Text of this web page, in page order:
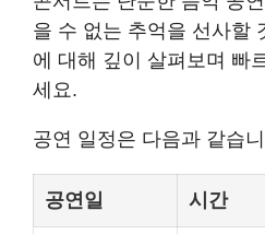
을 수 없는 추억을 선사할
에 대해 깊이 살펴보며 빠
세요.
공연 일정은 다음과 같습
공연일 시간